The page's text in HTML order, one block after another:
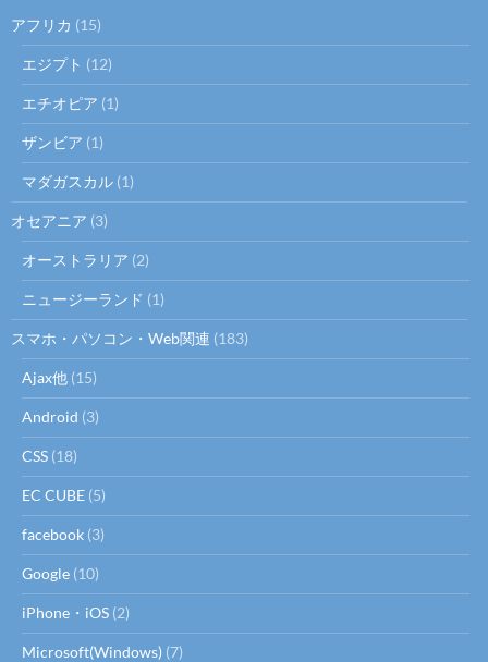
アフリカ (15)
エジプト (12)
エチオピア (1)
ザンビア (1)
マダガスカル (1)
オセアニア (3)
オーストラリア (2)
ニュージーランド (1)
スマホ・パソコン・Web関連 (183)
Ajax他 (15)
Android (3)
CSS (18)
EC CUBE (5)
facebook (3)
Google (10)
iPhone・iOS (2)
Microsoft(Windows) (7)